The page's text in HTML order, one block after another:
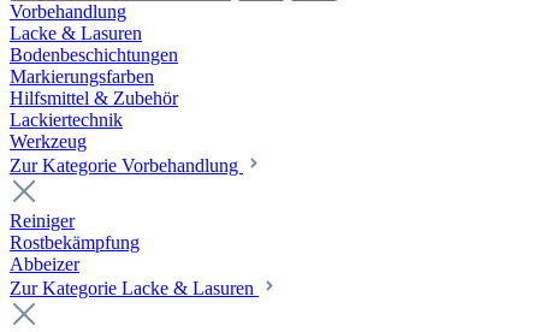
Vorbehandlung
Lacke & Lasuren
Bodenbeschichtungen
Markierungsfarben
Hilfsmittel & Zubehör
Lackiertechnik
Werkzeug
Zur Kategorie Vorbehandlung
Reiniger
Rostbekämpfung
Abbeizer
Zur Kategorie Lacke & Lasuren